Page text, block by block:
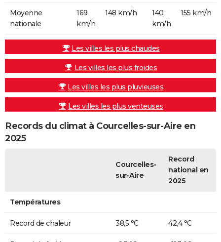
Moyenne
nationale
169
km/h
148 km/h
140
km/h
155 km/h
Les villes les plus chaudes
Les villes les plus froides
Les villes les plus pluvieuses
Les villes les plus venteuses
Records du climat à Courcelles-sur-Aire en
2025
Courcelles-
sur-Aire
Record
national en
2025
Températures
Record de chaleur 38,5 °C 42,4 °C